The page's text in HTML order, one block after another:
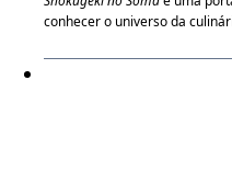
conhecer o universo da